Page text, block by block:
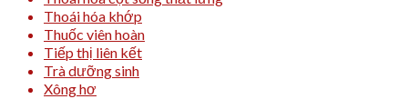
Thoái hóa khớp
Thuốc viên hoàn
Tiếp thị liên kết
Trà dưỡng sinh
Xông hơ